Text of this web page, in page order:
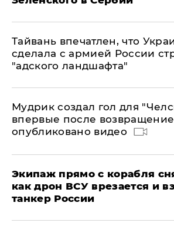
Тайвань впечатлен, что
сделала с армией России
"адского ландшафта"
Мудрик создал гол для
впервые после
опубликовано видео
Экипаж прямо с корабля
как дрон ВСУ врезается и
танкер России